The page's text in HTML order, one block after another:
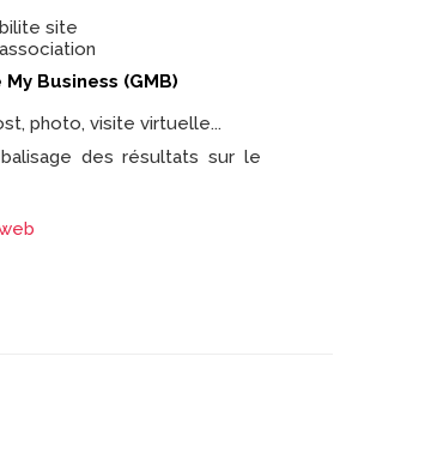
Business (GMB)
photo, visite virtuelle...
balisage des résultats sur le